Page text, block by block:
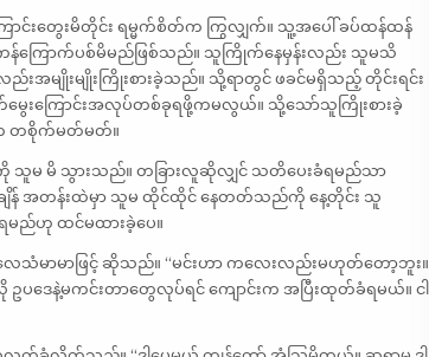
တွေးမိတိုင်း ရမ္မက်စိတ်က ကြွလျှက်။ သူ့အပေါ် ခပ်ထန်ထန်
န်ကြောက်ပစ်မိမည်ဖြစ်သည်။ သူကြိုက်နေမှန်းလည်း သူမသိ
ျိုးမျိုးကြိုးစားခဲ့သည်။ သို့ရာတွင် ဖခင်မရှိသည့် တိုင်းရင်း
ေးကြောင်းအလုပ်တစ်ခုရဖို့ကမလွယ်။ သို့သော်သူကြိုးစားခဲ့
က တစိုက်မတ်မတ်။
ကို သူမ မိ သွားသည်။ တခြားလူဆိုလျှင် သတိပေးခံရမည်သာ
ချိန် အတန်းထဲမှာ သူမ ထိုင်ထိုင် နေတတ်သည်ကို နေ့တိုင်း သူ
ည်ဟု ထင်မထားခဲ့ပေ။
လေသံမာမာဖြင့် ဆိုသည်။ “မင်းဟာ ကလေးလည်းမဟုတ်တော့ဘူး။
ဥပဒေနဲ့မကင်းတာတွေလုပ်ရင် ကျောင်းက အပြီးထုတ်ခံရမယ်။ ငါ